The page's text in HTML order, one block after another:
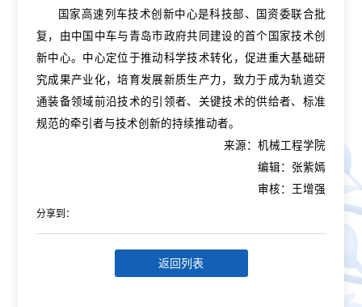
国家高速列车技术创新中心是科技部、国资委联合批
复，由中国中车与青岛市政府共同建设的首个国家技术创
新中心。中心定位于推动科学技术转化，促进重大基础研
究成果产业化，培育发展新质生产力，致力于成为轨道交
通装备领域前沿技术的引领者、关键技术的供给者、标准
规范的牵引者与技术创新的持续推动者。
来源：机械工程学院
编辑：张紫嫣
审核：王增强
分享到：
返回列表